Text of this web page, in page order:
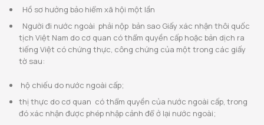
Hồ sơ hưởng bảo hiểm xã hội một lần
Người đi nước ngoài phải nộp bản sao Giấy xác nhận thôi quốc
tịch Việt Nam do cơ quan có thẩm quyền cấp hoặc bản dịch ra
tiếng Việt có chứng thực, công chứng của một trong các giấy
tờ sau:
hộ chiếu do nước ngoài cấp;
thị thực do cơ quan có thẩm quyền của nước ngoài cấp, trong
đó xác nhận được phép nhập cảnh để ở lại nước ngoài;